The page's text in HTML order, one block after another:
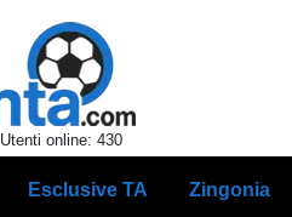
Utenti online: 430
Esclusive TA Zingonia